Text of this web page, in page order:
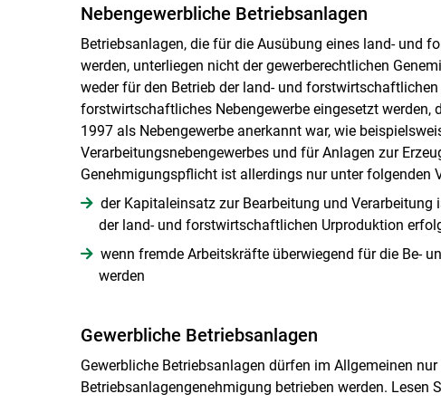
Nebengewerbliche Betriebsanlagen
Betriebsanlagen, die für die Ausübung eines land- und
werden, unterliegen nicht der gewerberechtlichen
weder für den Betrieb der land- und
forstwirtschaftliches Nebengewerbe eingesetzt werden,
1997 als Nebengewerbe anerkannt war, wie
Verarbeitungsnebengewerbes und für Anlagen zur
Genehmigungspflicht ist allerdings nur unter folgenden
der Kapitaleinsatz zur Bearbeitung und
der land- und forstwirtschaftlichen Urproduktion
wenn fremde Arbeitskräfte überwiegend für die Be-
werden
Gewerbliche Betriebsanlagen
Gewerbliche Betriebsanlagen dürfen im Allgemeinen
Betriebsanlagengenehmigung betrieben werden. Lesen